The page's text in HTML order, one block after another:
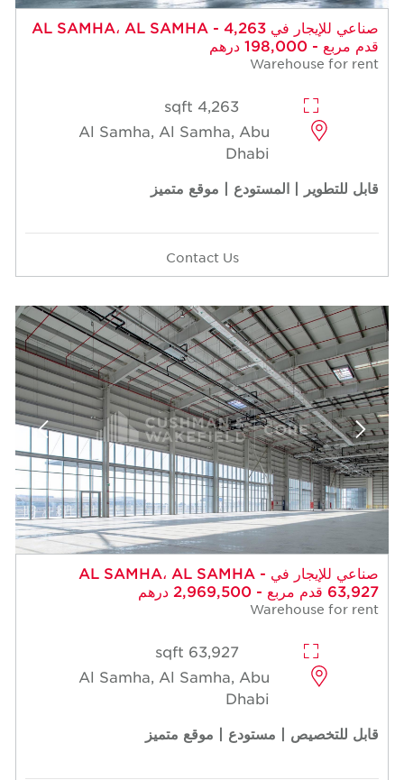
صناعي للإيجار في AL SAMHA، AL SAMHA - 4,263
قدم مربع - 198,000 درهم
Warehouse for rent
4,263 sqft
Al Samha, Al Samha, Abu
Dhabi
قابل للتطوير | المستودع | موقع متميز
Contact Us
صناعي للإيجار في AL SAMHA، AL SAMHA -
63,927 قدم مربع - 2,969,500 درهم
Warehouse for rent
63,927 sqft
Al Samha, Al Samha, Abu
Dhabi
قابل للتخصيص | مستودع | موقع متميز